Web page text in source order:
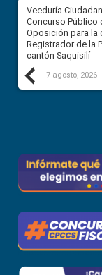
Veeduría
Concurso Público
Oposición para la
Registrador de la
cantón Saquisilí
7 agosto, 2026